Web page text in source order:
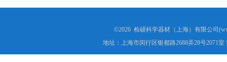
©2026 检硕科学器材（上海）有限公司
地址：上海市闵行区银都路2688弄28号2071室